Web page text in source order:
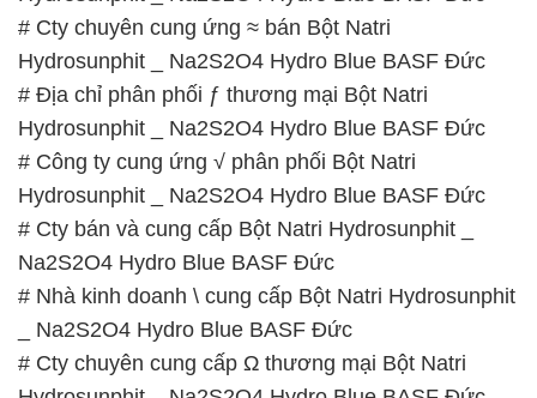
# Công ty cung ứng √ phân phối Bột Natri
Hydrosunphit _ Na2S2O4 Hydro Blue BASF Đức
# Cty bán và cung cấp Bột Natri Hydrosunphit _
Na2S2O4 Hydro Blue BASF Đức
# Nhà kinh doanh \ cung cấp Bột Natri Hydrosunphit
_ Na2S2O4 Hydro Blue BASF Đức
# Cty chuyên cung cấp Ω thương mại Bột Natri
Hydrosunphit _ Na2S2O4 Hydro Blue BASF Đức
# Đơn vị chuyên cung cấp ■ bán Bột Natri
Hydrosunphit _ Na2S2O4 Hydro Blue BASF Đức
# Nơi phân phối ε bán Bột Natri Hydrosunphit _
Na2S2O4 Hydro Blue BASF Đức